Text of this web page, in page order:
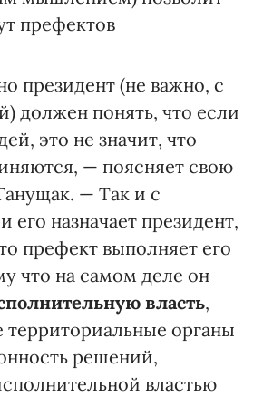
префектов
президент (не важно, с
должен понять, что если
это не значит, что
— поясняет свою
— Так и с
его назначает президент,
префект выполняет его
что на самом деле он
власть,
территориальные органы
решений,
властью